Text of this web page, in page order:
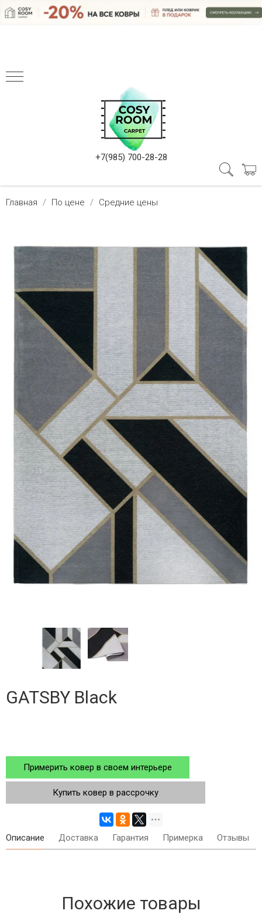
+7(985) 700-28-28
Главная По цене Средние цены
GATSBY Black
Примерить ковер в своем интерьере
Купить ковер в рассрочку
Описание Доставка Гарантия Примерка Отзывы
Похожие товары